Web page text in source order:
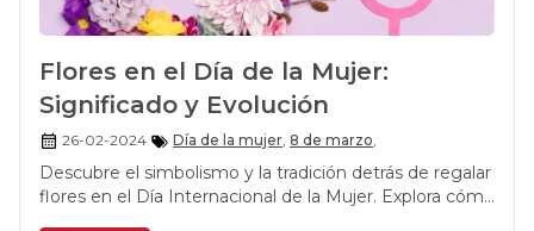
Flores en el Día de la Mujer:
Significado y Evolución
26-02-2024 Día de la mujer 8 de marzo
Descubre el simbolismo y la tradición detrás de regalar
flores en el Día Internacional de la Mujer. Explora cómo